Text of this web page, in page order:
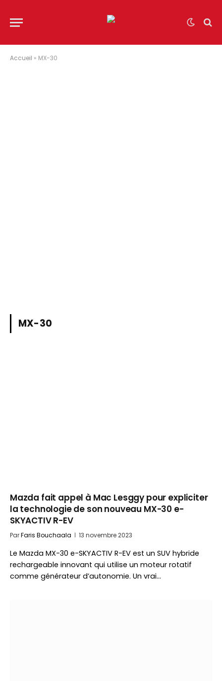
Accueil » MX-30
MX-30
Mazda fait appel à Mac Lesggy pour expliciter
la technologie de son nouveau MX-30 e-
SKYACTIV R-EV
ParFaris Bouchaala 13 novembre 2023
Le Mazda MX-30 e-SKYACTIV R-EV est un SUV hybride
rechargeable innovant qui utilise un moteur rotatif
comme générateur d’autonomie. Un vrai…